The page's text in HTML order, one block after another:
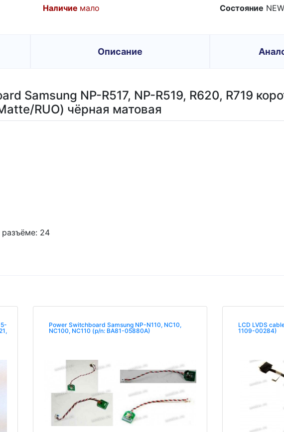
Наличие мало Состояние NEW
Описание
Samsung NP-R517, NP-R519, R620, R719
RUO) чёрная матовая
24
Power Switchboard Samsung NP-N110, NC10,
NC100, NC110 (p/n: BA81-05880A)
LCD LVDS
1109-00284)